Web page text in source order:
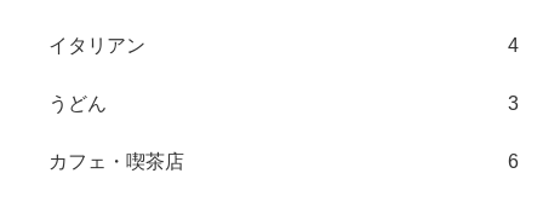
イタリアン 4
うどん 3
カフェ・喫茶店 6